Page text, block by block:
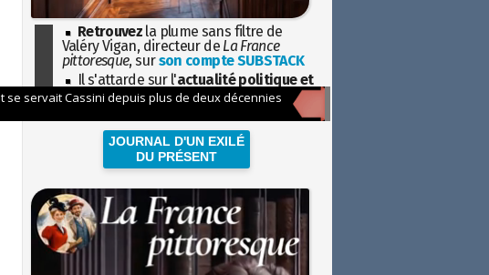
Retrouvez la plume sans filtre de
Valéry Vigan, directeur de La France
pittoresque, surson compte SUBSTACK
Il s'attarde sur l'actualité politique et
sociétaleavec la hauteur de vue de
JOURNAL D'UN EXILÉ
DU PRÉSENT